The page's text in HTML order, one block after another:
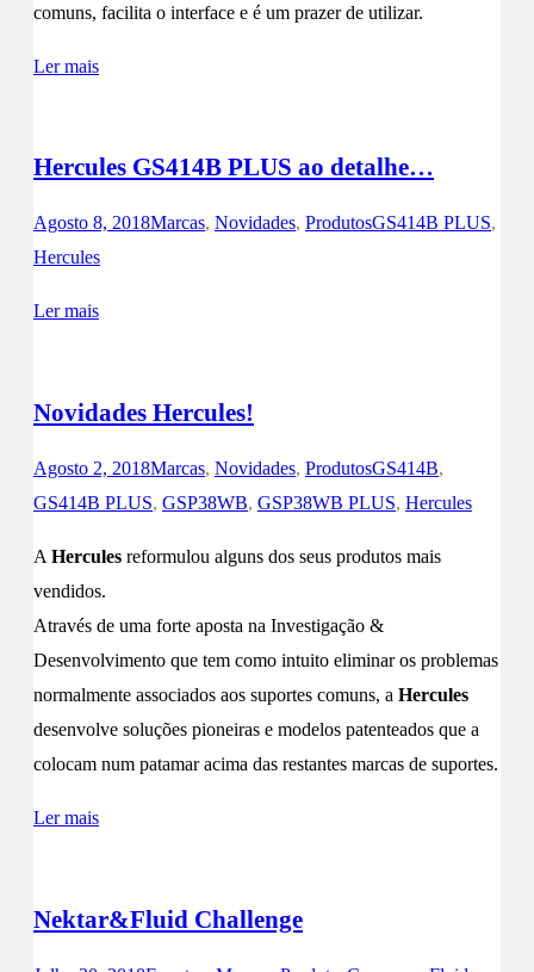
comuns, facilita o interface e é um prazer de utilizar.
Ler mais
Hercules GS414B PLUS ao detalhe…
Agosto 8, 2018Marcas, Novidades, ProdutosGS414B PLUS,
Hercules
Ler mais
Novidades Hercules!
Agosto 2, 2018Marcas, Novidades, ProdutosGS414B,
GS414B PLUS, GSP38WB, GSP38WB PLUS, Hercules
A Hercules reformulou alguns dos seus produtos mais
vendidos.
Através de uma forte aposta na Investigação &
Desenvolvimento que tem como intuito eliminar os problemas
normalmente associados aos suportes comuns, a Hercules
desenvolve soluções pioneiras e modelos patenteados que a
colocam num patamar acima das restantes marcas de suportes.
Ler mais
Nektar&Fluid Challenge